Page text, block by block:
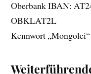
Oberbank IBAN:
OBKLAT2L
Kennwort „Mongolei“